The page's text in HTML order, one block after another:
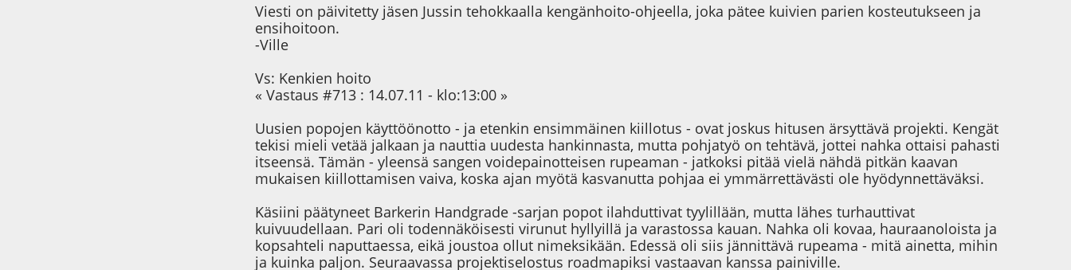
Viesti on päivitetty jäsen Jussin tehokkaalla kengänhoito-ohjeella, joka pätee kuivien parien kosteutukseen ja
ensihoitoon.
-Ville
Vs: Kenkien hoito
« Vastaus #713 : 14.07.11 - klo:13:00 »
Uusien popojen käyttöönotto - ja etenkin ensimmäinen kiillotus - ovat joskus hitusen ärsyttävä projekti. Kengät
tekisi mieli vetää jalkaan ja nauttia uudesta hankinnasta, mutta pohjatyö on tehtävä, jottei nahka ottaisi pahasti
itseensä. Tämän - yleensä sangen voidepainotteisen rupeaman - jatkoksi pitää vielä nähdä pitkän kaavan
mukaisen kiillottamisen vaiva, koska ajan myötä kasvanutta pohjaa ei ymmärrettävästi ole hyödynnettäväksi.
Käsiini päätyneet Barkerin Handgrade -sarjan popot ilahduttivat tyylillään, mutta lähes turhauttivat
kuivuudellaan. Pari oli todennäköisesti virunut hyllyillä ja varastossa kauan. Nahka oli kovaa, hauraanoloista ja
kopsahteli naputtaessa, eikä joustoa ollut nimeksikään. Edessä oli siis jännittävä rupeama - mitä ainetta, mihin
ja kuinka paljon. Seuraavassa projektiselostus roadmapiksi vastaavan kanssa painiville.